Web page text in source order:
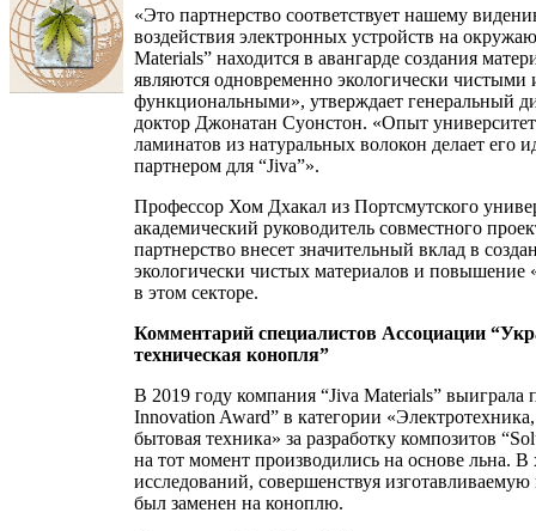
«Это партнерство соответствует нашему
воздействия электронных устройств на
Materials” находится в авангарде создания
являются одновременно экологически чистыми
функциональными», утверждает генеральный
доктор Джонатан Суонстон. «Опыт
ламинатов из натуральных волокон делает его
партнером для “Jiva”».
Профессор Хом Дхакал из Портсмутского
академический руководитель совместного
партнерство внесет значительный вклад в
экологически чистых материалов и повышение
в этом секторе.
Комментарий специалистов Ассоциации
техническая конопля”
В 2019 году компания “Jiva Materials” выиграла
Innovation Award” в категории
бытовая техника» за разработку композитов
на тот момент производились на основе льна. В
исследований, совершенствуя
был заменен на коноплю.